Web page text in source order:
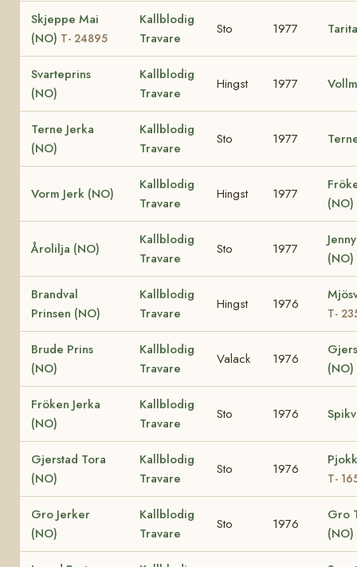
Skjeppe Mai
(NO) T- 24895
Kallblodig
Travare
Sto 1977
Svarteprins
(NO)
Kallblodig
Travare
Hingst 1977
Terne Jerka
(NO)
Kallblodig
Travare
Sto 1977
Vorm Jerk (NO)
Kallblodig
Travare
Hingst 1977
(NO)
Årolilja (NO)
Kallblodig
Travare
Sto 1977
(NO)
Brandval
Prinsen (NO)
Kallblodig
Travare
Hingst 1976
T-
Brude Prins
(NO)
Kallblodig
Travare
Valack 1976
(NO)
Fröken Jerka
(NO)
Kallblodig
Travare
Sto 1976
Gjerstad Tora
(NO)
Kallblodig
Travare
Sto 1976
T-
Gro Jerker
(NO)
Kallblodig
Travare
Sto 1976
Gro
(NO)